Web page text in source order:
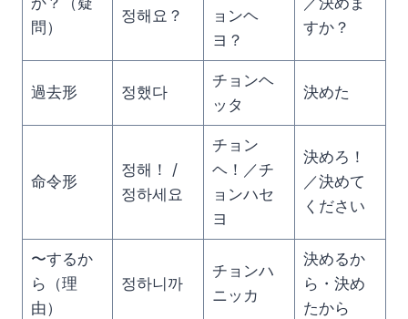
問）
정해요？
ョンヘ
ヨ？
すか？
過去形 정했다
チョンヘ
ッタ
決めた
命令形
정해！ /
정하세요
チョン
ヘ！／チ
ョンハセ
ヨ
決めろ！
／決めて
ください
〜するか
ら（理
由）
정하니까
チョンハ
ニッカ
決めるか
ら・決め
たから